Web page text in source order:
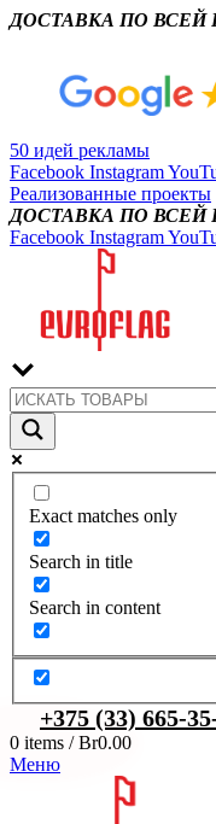
ДОСТАВКА ПО ВСЕЙ
50 идей рекламы
Facebook Instagram
Реализованные проекты
ДОСТАВКА ПО ВСЕЙ
Facebook Instagram
Exact matches only
Search in title
Search in content
+375 (33) 665-
0 items / Br0.00
Меню